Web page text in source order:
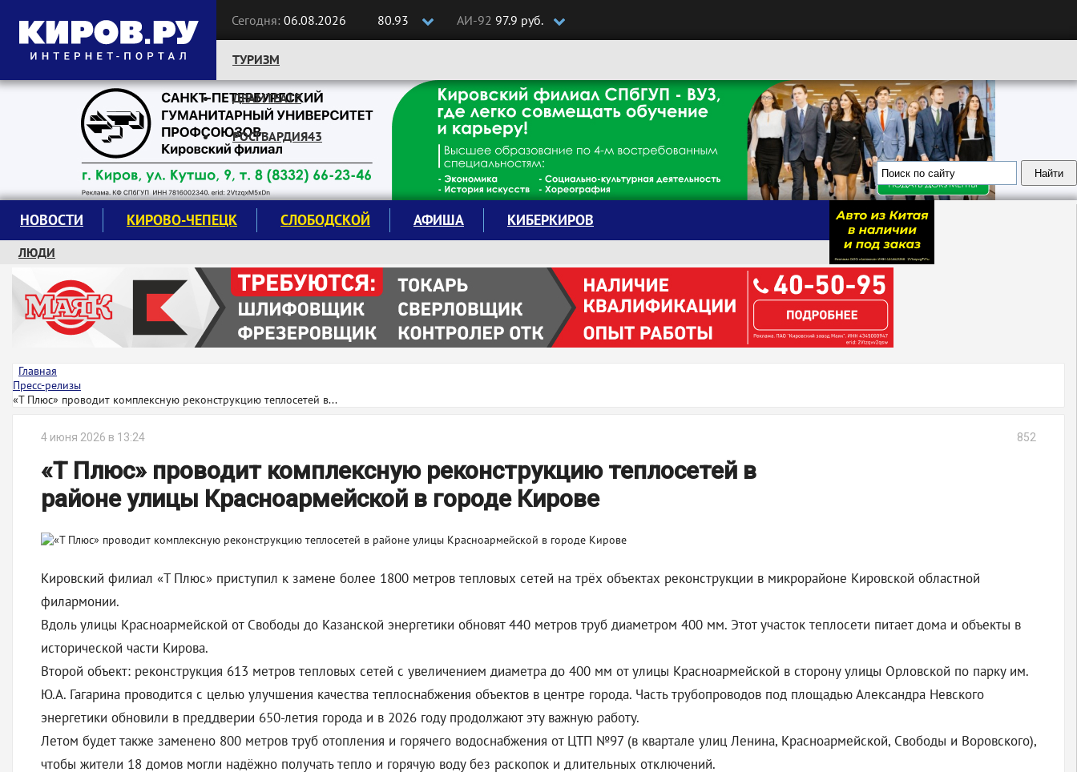
Сегодня: 06.08.2026 80.93 АИ-92 97.9 руб.
Следите за новостями:
ТУРИЗМ
ДРАМТЕАТР
РОСГВАРДИЯ43
НОВОСТИ КИРОВО-ЧЕПЕЦК СЛОБОДСКОЙ АФИША КИБЕРКИРОВ
ЛЮДИ
КРУЖКИ И СЕКЦИИ
ЗАВОДУ "МАЯК" 85 ЛЕТ
ЭКОЛОГИЯ
Главная
Пресс-релизы
«Т Плюс» проводит комплексную реконструкцию теплосетей в...
4 июня 2026 в 13:24 852
«Т Плюс» проводит комплексную реконструкцию теплосетей в
районе улицы Красноармейской в городе Кирове
Кировский филиал «Т Плюс» приступил к замене более 1800 метров тепловых сетей на трёх объектах реконструкции в микрорайоне Кировской областной
филармонии.
Вдоль улицы Красноармейской от Свободы до Казанской энергетики обновят 440 метров труб диаметром 400 мм. Этот участок теплосети питает дома и объекты в
исторической части Кирова.
Второй объект: реконструкция 613 метров тепловых сетей с увеличением диаметра до 400 мм от улицы Красноармейской в сторону улицы Орловской по парку им.
Ю.А. Гагарина проводится с целью улучшения качества теплоснабжения объектов в центре города. Часть трубопроводов под площадью Александра Невского
энергетики обновили в преддверии 650-летия города и в 2026 году продолжают эту важную работу.
Летом будет также заменено 800 метров труб отопления и горячего водоснабжения от ЦТП №97 (в квартале улиц Ленина, Красноармейской, Свободы и Воровского),
чтобы жители 18 домов могли надёжно получать тепло и горячую воду без раскопок и длительных отключений.